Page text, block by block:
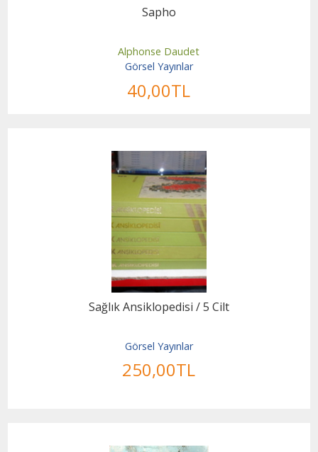
Sapho
Alphonse Daudet
Görsel Yayınlar
40,00TL
Sağlık Ansiklopedisi / 5 Cilt
Görsel Yayınlar
250,00TL